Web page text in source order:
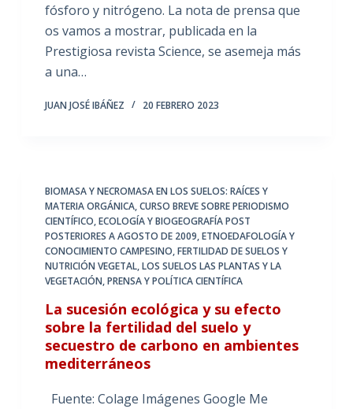
fósforo y nitrógeno. La nota de prensa que
os vamos a mostrar, publicada en la
Prestigiosa revista Science, se asemeja más
a una…
JUAN JOSÉ IBÁÑEZ 20 FEBRERO 2023
BIOMASA Y NECROMASA EN LOS SUELOS: RAÍCES Y
MATERIA ORGÁNICA,CURSO BREVE SOBRE PERIODISMO
CIENTÍFICO,ECOLOGÍA Y BIOGEOGRAFÍA POST
POSTERIORES A AGOSTO DE 2009,ETNOEDAFOLOGÍA Y
CONOCIMIENTO CAMPESINO,FERTILIDAD DE SUELOS Y
NUTRICIÓN VEGETAL,LOS SUELOS LAS PLANTAS Y LA
VEGETACIÓN,PRENSA Y POLÍTICA CIENTÍFICA
La sucesión ecológica y su efecto
sobre la fertilidad del suelo y
secuestro de carbono en ambientes
mediterráneos
Fuente: Colage Imágenes Google Me